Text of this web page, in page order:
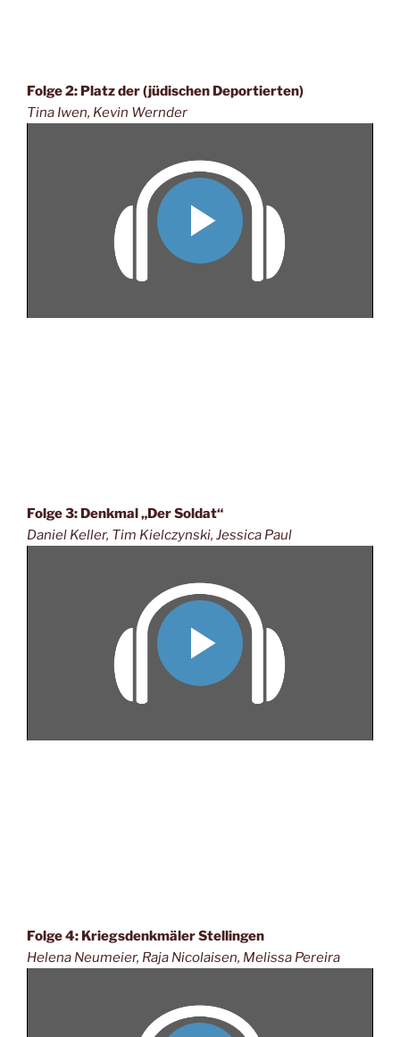
Folge 2: Platz der (jüdischen Deportierten)
Tina Iwen, Kevin Wernder
Folge 3: Denkmal „Der Soldat“
Daniel Keller, Tim Kielczynski, Jessica Paul
Folge 4: Kriegsdenkmäler Stellingen
Helena Neumeier, Raja Nicolaisen, Melissa Pereira